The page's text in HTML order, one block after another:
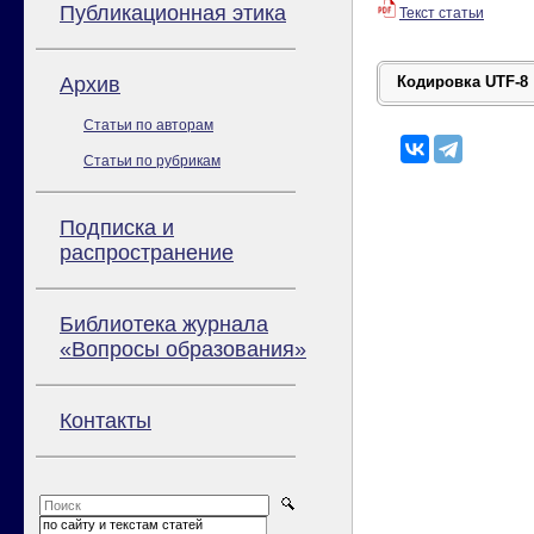
Публикационная этика
Архив
Статьи по авторам
Статьи по рубрикам
Подписка и
распространение
Библиотека журнала
«Вопросы образования»
Контакты
по сайту и текстам статей
Текст статьи